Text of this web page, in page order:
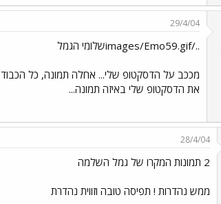
29/4/04
../images/Emo59.gifשלומי הגמל
מככב על הדסקטופ שלי... אחלה תמונה, כל הכבוד
את הדסקטופ שלי באיזה תמונה...
28/4/04
2 תמונות המקרו של גמל השלמה
ממש נהדרות ! תפיסה טובה וזווית נהדרת